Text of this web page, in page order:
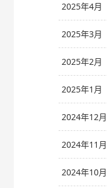
2025年4月
2025年3月
2025年2月
2025年1月
2024年12月
2024年11月
2024年10月